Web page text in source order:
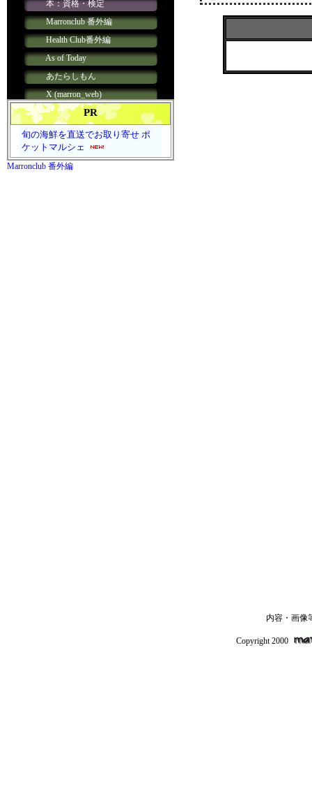
PR
旬の海鮮を直送でお取り寄せ ポ
ケットマルシェ
Marronclub 番外編
内容・画像
Copyright 2000